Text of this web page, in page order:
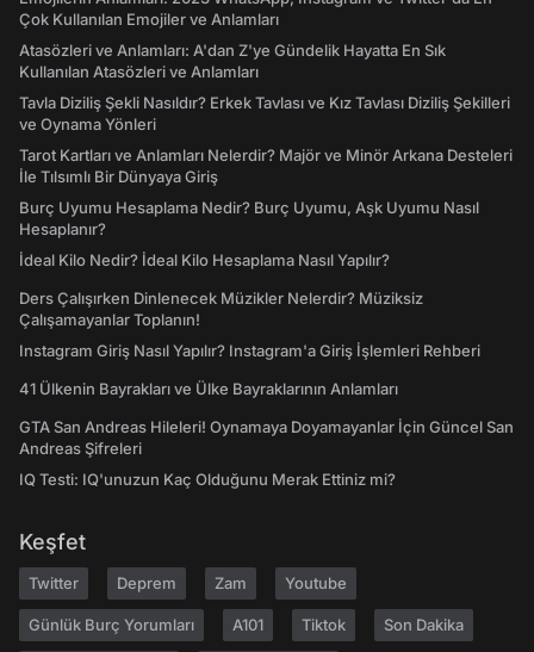
Çok Kullanılan Emojiler ve Anlamları
Atasözleri ve Anlamları: A'dan Z'ye Gündelik Hayatta En Sık
Kullanılan Atasözleri ve Anlamları
Tavla Diziliş Şekli Nasıldır? Erkek Tavlası ve Kız Tavlası Diziliş Şekilleri
ve Oynama Yönleri
Tarot Kartları ve Anlamları Nelerdir? Majör ve Minör Arkana Desteleri
İle Tılsımlı Bir Dünyaya Giriş
Burç Uyumu Hesaplama Nedir? Burç Uyumu, Aşk Uyumu Nasıl
Hesaplanır?
İdeal Kilo Nedir? İdeal Kilo Hesaplama Nasıl Yapılır?
Ders Çalışırken Dinlenecek Müzikler Nelerdir? Müziksiz
Çalışamayanlar Toplanın!
Instagram Giriş Nasıl Yapılır? Instagram'a Giriş İşlemleri Rehberi
41 Ülkenin Bayrakları ve Ülke Bayraklarının Anlamları
GTA San Andreas Hileleri! Oynamaya Doyamayanlar İçin Güncel San
Andreas Şifreleri
IQ Testi: IQ'unuzun Kaç Olduğunu Merak Ettiniz mi?
Keşfet
Twitter Deprem Zam Youtube
Günlük Burç Yorumları A101 Tiktok Son Dakika